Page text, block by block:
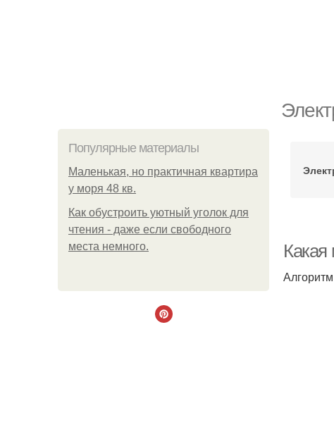
Популярные материалы
Маленькая, но практичная квартира
у моря 48 кв.
Как обустроить уютный уголок для
чтения - даже если свободного
места немного.
Какая